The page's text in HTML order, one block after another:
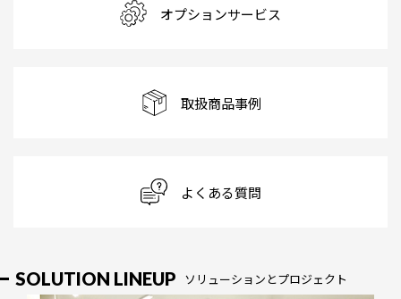
オプションサービス
取扱商品事例
よくある質問
SOLUTION LINEUP ソリューションとプロジェクト